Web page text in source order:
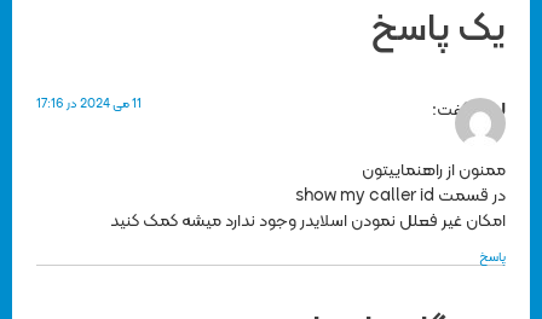
یک پاسخ
گفت:
ممنون از راهنماییتون
در قسمت show my caller id
امکان غیر فعلل نمودن اسلایدر وجود ندارد میشه کمک کنید